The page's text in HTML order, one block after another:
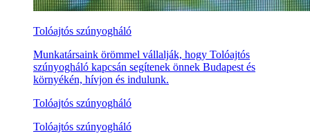
Tolóajtós szúnyogháló
Munkatársaink örömmel vállalják, hogy Tolóajtós
szúnyogháló kapcsán segítenek önnek Budapest és
környékén, hívjon és indulunk.
Tolóajtós szúnyogháló
Tolóajtós szúnyogháló